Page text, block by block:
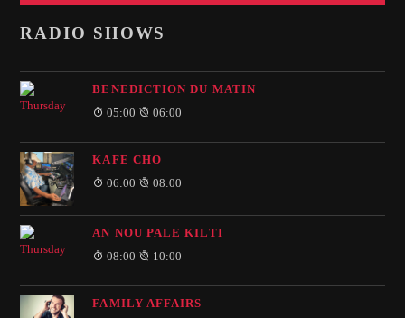
RADIO SHOWS
BENEDICTION DU MATIN
05:00 06:00
KAFE CHO
06:00 08:00
AN NOU PALE KILTI
08:00 10:00
FAMILY AFFAIRS